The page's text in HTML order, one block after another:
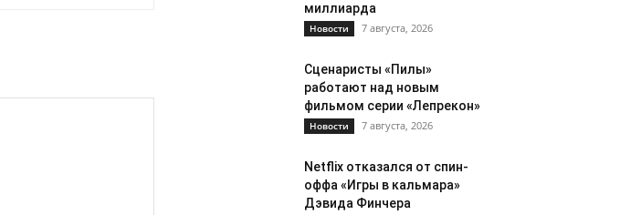
миллиарда
Новости 7 августа, 2026
Сценаристы «Пилы»
работают над новым
фильмом серии «Лепрекон»
Новости 7 августа, 2026
Netflix отказался от спин-
оффа «Игры в кальмара»
Дэвида Финчера